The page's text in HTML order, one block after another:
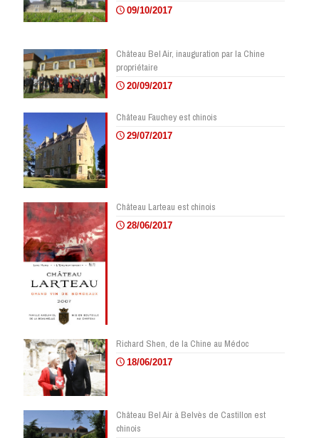
09/10/2017
Château Bel Air, inauguration par la Chine
propriétaire
20/09/2017
Château Fauchey est chinois
29/07/2017
Château Larteau est chinois
28/06/2017
Richard Shen, de la Chine au Médoc
18/06/2017
Château Bel Air à Belvès de Castillon est
chinois